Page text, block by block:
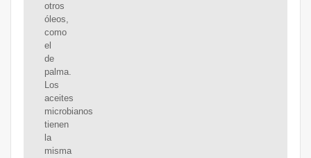
otros
óleos,
como
el
de
palma.
Los
aceites
microbianos
tienen
la
misma